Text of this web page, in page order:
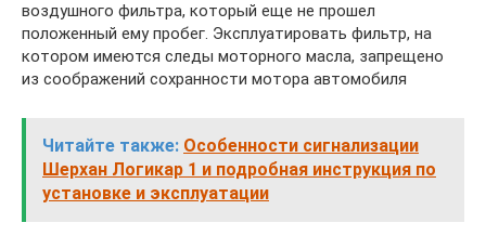
воздушного фильтра, который еще не прошел
положенный ему пробег. Эксплуатировать фильтр, на
котором имеются следы моторного масла, запрещено
из соображений сохранности мотора автомобиля
Читайте также: Особенности сигнализации
Шерхан Логикар 1 и подробная инструкция по
установке и эксплуатации